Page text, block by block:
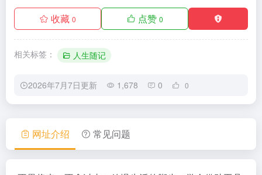
收藏 0 点赞 0
相关标签： 人生随记
2026年7月7日更新 1,678 0 0
网址介绍 常见问题